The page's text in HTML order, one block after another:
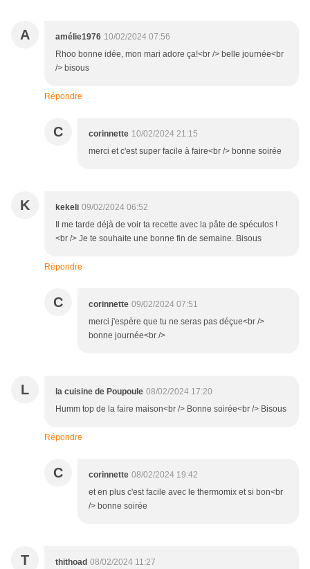
A amélie1976 10/02/2024 07:56
Rhoo bonne idée, mon mari adore ça!<br /> belle journée<br
/> bisous
Répondre
C corinnette 10/02/2024 21:15
merci et c'est super facile à faire<br /> bonne soirée
K kekeli 09/02/2024 06:52
Il me tarde déjà de voir ta recette avec la pâte de spéculos !
<br /> Je te souhaite une bonne fin de semaine. Bisous
Répondre
C corinnette 09/02/2024 07:51
merci j'espère que tu ne seras pas déçue<br />
bonne journée<br />
L la cuisine de Poupoule 08/02/2024 17:20
Humm top de la faire maison<br /> Bonne soirée<br /> Bisous
Répondre
C corinnette 08/02/2024 19:42
et en plus c'est facile avec le thermomix et si bon<br
/> bonne soirée
T thithoad 08/02/2024 11:27